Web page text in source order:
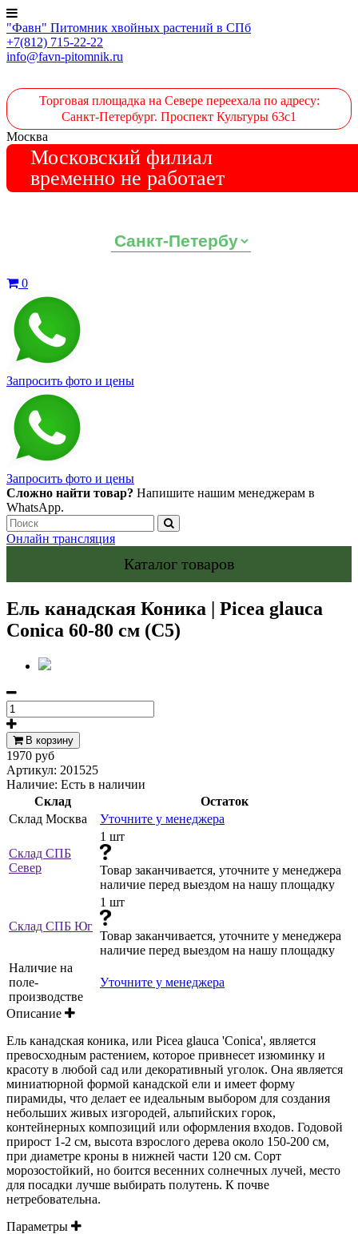
"Фавн" Питомник хвойных растений в СПб
+7(812) 715-22-22
info@favn-pitomnik.ru
Торговая площадка на Севере переехала по адресу:
Санкт-Петербург. Проспект Культуры 63с1
Москва
Московский филиал
временно не работает
0
Запросить фото и цены
Запросить фото и цены
Сложно найти товар? Напишите нашим менеджерам в
WhatsApp.
Онлайн трансляция
Каталог товаров
Ель канадская Коника | Picea glauca
Conica 60-80 см (С5)
В корзину
1970 руб
Артикул: 201525
Наличие: Есть в наличии
Склад
Остаток
Склад Москва
Уточните у менеджера
Склад СПБ
Север
1 шт
Товар заканчивается, уточните у менеджера
наличие перед выездом на нашу площадку
Склад СПБ Юг
1 шт
Товар заканчивается, уточните у менеджера
наличие перед выездом на нашу площадку
Наличие на
поле-
производстве
Уточните у менеджера
Описание
Ель канадская коника, или Picea glauca 'Conica', является
превосходным растением, которое привнесет изюминку и
красоту в любой сад или декоративный уголок. Она является
миниатюрной формой канадской ели и имеет форму
пирамиды, что делает ее идеальным выбором для создания
небольших живых изгородей, альпийских горок,
контейнерных композиций или оформления входов. Годовой
прирост 1-2 см, высота взрослого дерева около 150-200 см,
при диаметре кроны в нижней части 120 см. Сорт
морозостойкий, но боится весенних солнечных лучей, место
для посадки лучше выбирать полутень. К почве
нетребовательна.
Параметры